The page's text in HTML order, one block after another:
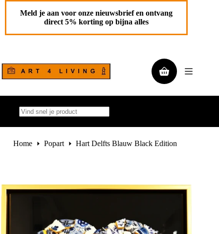
Ga
Hart Delfts Blauw Black Edition
1.495,00
Toevoegen aan
winkelwagen
Meld je aan voor onze nieuwsbrief en ontvang
direct 5% korting op bijna alles
Winkelwagen
resultaten
Home
Popart Hart Delfts Blauw Black Edition